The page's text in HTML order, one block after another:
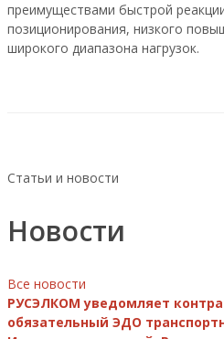
преимуществами быстрой
позиционирования, низкого
широкого диапазона нагрузок.
Статьи и новости
Новости
Все новости
РУСЭЛКОМ уведомляет
обязательный ЭДО